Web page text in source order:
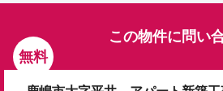
無料
この物件に問い